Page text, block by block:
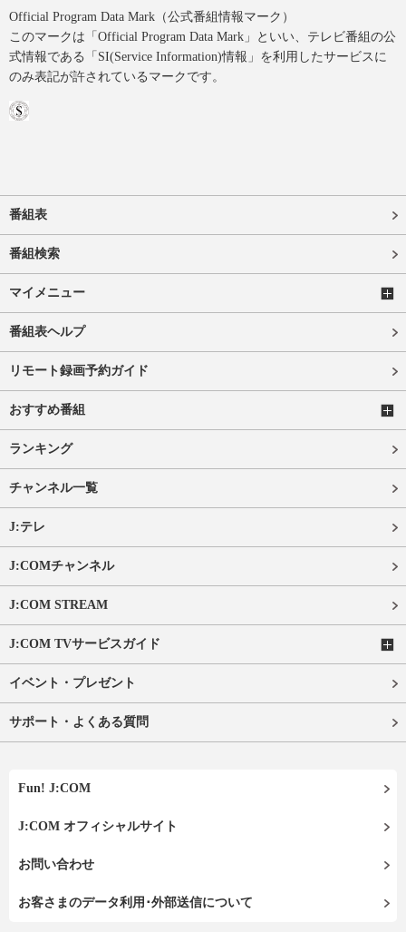
Official Program Data Mark（公式番組情報マーク）
このマークは「Official Program Data Mark」といい、テレビ番組の公
式情報である「SI(Service Information)情報」を利用したサービスに
のみ表記が許されているマークです。
番組表
番組検索
マイメニュー
番組表ヘルプ
リモート録画予約ガイド
おすすめ番組
ランキング
チャンネル一覧
J:テレ
J:COMチャンネル
J:COM STREAM
J:COM TVサービスガイド
イベント・プレゼント
サポート・よくある質問
Fun! J:COM
J:COM オフィシャルサイト
お問い合わせ
お客さまのデータ利用･外部送信について